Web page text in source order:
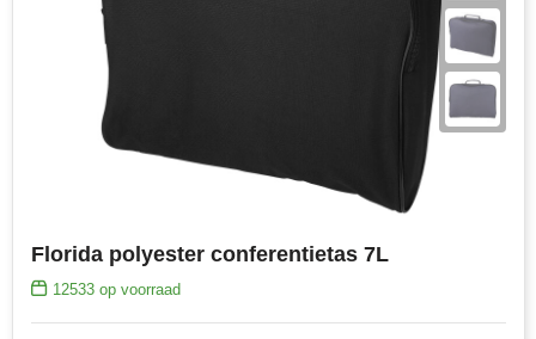
Florida polyester conferentietas 7L
12533op voorraad